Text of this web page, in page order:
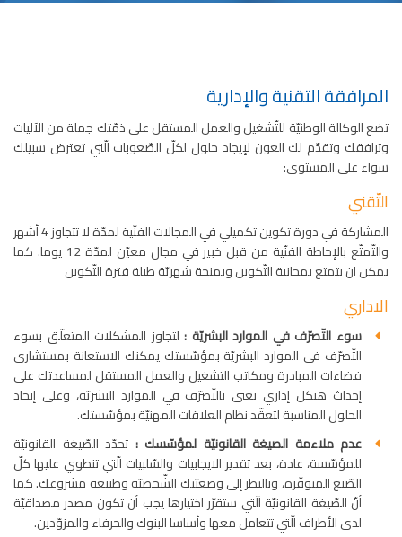
المرافقة التقنية والإدارية
تضع الوكالة الوطنيّة للتّشغيل والعمل المستقل على ذمّتك جملة من الآليات
وترافقك وتقدّم لك العون لإيجاد حلول لكلّ الصّعوبات الّتي تعترض سبيلك
سواء على المستوى:
التّقني
المشاركة في دورة تكوين تكميلي في المجالات الفنّية لمدّة لا تتجاوز 4 أشهر
والتّمتّع بالإحاطة الفنّية من قبل خبير في مجال معيّن لمدّة 12 يوما. كما
يمكن ان يتمتع بمجانية التّكوين وبمنحة شهريّة طيلة فترة التّكوين
الاداري
سوء التّصرّف في الموارد البشريّة : لتجاوز المشكلات المتعلّق بسوء
التّصرّف في الموارد البشريّة بمؤسّستك يمكنك الاستعانة بمستشاري
فضاءات المبادرة ومكاتب التشغيل والعمل المستقل لمساعدتك على
إحداث هيكل إداري يعنى بالتّصرّف في الموارد البشريّة، وعلى إيجاد
الحلول المناسبة لتعقّد نظام العلاقات المهنيّة بمؤسّستك.
عدم ملاءمة الصيغة القانونيّة لمؤسّسك : تحدّد الصّيغة القانونيّة
للمؤسّسة، عادة، بعد تقدير الايجابيات والسّلبيات الّتي تنطوي عليها كلّ
الصّيغ المتوفّرة، وبالنظر إلى وضعيّتك الشّخصيّة وطبيعة مشروعك. كما
أنّ الصّيغة القانونيّة الّتي ستقرّر اختيارها يجب أن تكون مصدر مصداقيّة
لدى الأطراف الّتي تتعامل معها وأساسا البنوك والحرفاء والمزوّدين.